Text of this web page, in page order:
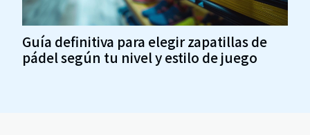
Guía definitiva para elegir zapatillas de
pádel según tu nivel y estilo de juego